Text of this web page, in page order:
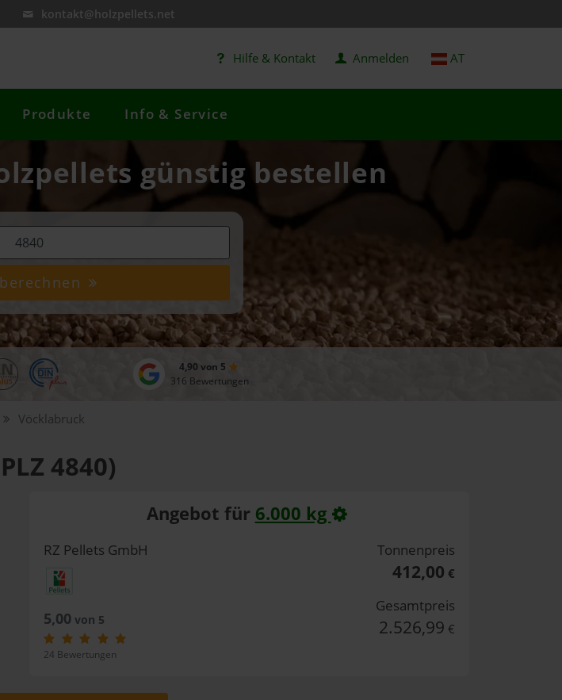
kontakt@holzpellets.net
Hilfe & Kontakt Anmelden AT
Produkte Info & Service
günstig bestellen
4,90 von 5
316 Bewertungen
Vöcklabruck
4840)
Angebot für 6.000 kg
RZ Pellets GmbH
5,00 von 5
24 Bewertungen
Tonnenpreis
412,00 €
Gesamtpreis
2.526,99 €